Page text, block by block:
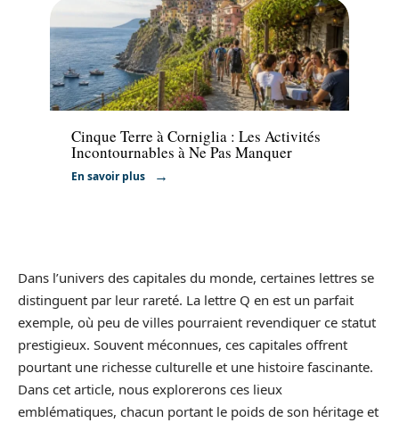
Activités
Cinque Terre à Corniglia : Les Activités
Incontournables à Ne Pas Manquer
En savoir plus
Dans l’univers des capitales du monde, certaines lettres se
distinguent par leur rareté. La lettre Q en est un parfait
exemple, où peu de villes pourraient revendiquer ce statut
prestigieux. Souvent méconnues, ces capitales offrent
pourtant une richesse culturelle et une histoire fascinante.
Dans cet article, nous explorerons ces lieux
emblématiques, chacun portant le poids de son héritage et